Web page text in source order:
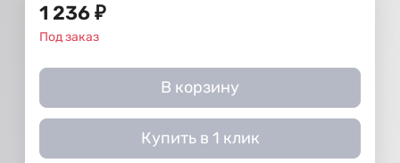
1 236 ₽
Под заказ
В корзину
Купить в 1 клик